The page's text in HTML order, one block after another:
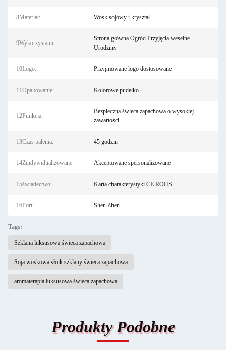
8Materiał: Wosk sojowy i kryształ
9Wykorzystanie:
Strona główna Ogród Przyjęcia weselne
Urodziny
10Logo: Przyjmowane logo dostosowane
11Opakowanie: Kolorowe pudełko
12Funkcja:
Bezpieczna świeca zapachowa o wysokiej
zawartości
13Czas palenia: 45 godzin
14Zindywidualizowane: Akceptowane spersonalizowane
15świadectwo: Karta charakterystyki CE ROHS
16Port: Shen Zhen
Tags:
Szklana luksusowa świeca zapachowa
Soja woskowa słoik szklany świeca zapachowa
aromaterapia luksusowa świeca zapachowa
Produkty Podobne